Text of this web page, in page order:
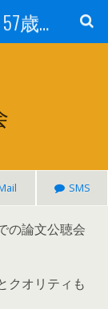
新たな道を切り拓く：57歳男性、大学院の授業室から
SMS
の論文公聴会
クオリティも